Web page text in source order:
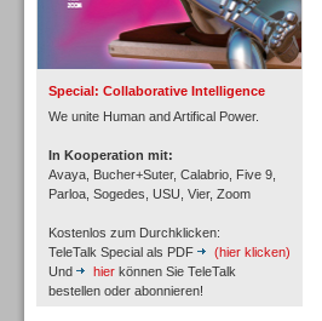
Special: Collaborative Intelligence
We unite Human and Artifical Power.
In Kooperation mit:
Avaya, Bucher+Suter, Calabrio, Five 9,
Parloa, Sogedes, USU, Vier, Zoom
Kostenlos zum Durchklicken:
TeleTalk Special als PDF
(hier klicken)
Und
hier können Sie TeleTalk
bestellen oder abonnieren!